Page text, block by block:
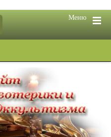
Меню